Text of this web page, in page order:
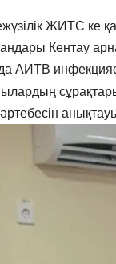
ЖИТС ке
Кентау
АИТВ